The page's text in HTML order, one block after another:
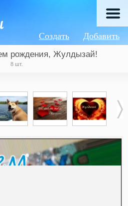
Добавить
Создать
рождения, Жулдызай!
8 шт.